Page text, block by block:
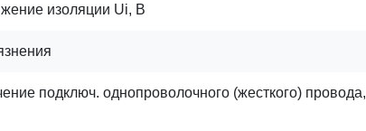
изоляции Ui, В
подключ. однопроволочного (жесткого) провода,